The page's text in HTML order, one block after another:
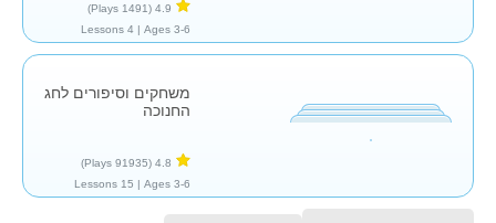
4.9
(1491 Plays)
Ages 3-6 |
4 Lessons
משחקים וסיפורים לחג
החנוכה
4.8
(91935 Plays)
Ages 3-6 |
15 Lessons